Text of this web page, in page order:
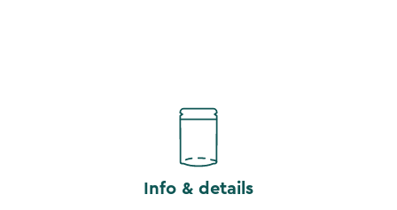
Info & details